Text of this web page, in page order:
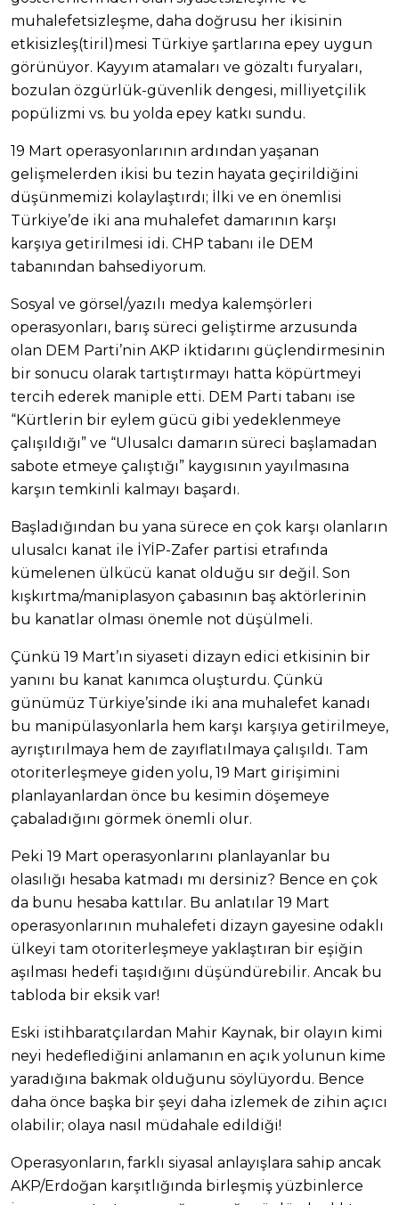
muhalefetsizleşme, daha doğrusu her ikisinin
etkisizleş(tiril)mesi Türkiye şartlarına epey uygun
görünüyor. Kayyım atamaları ve gözaltı furyaları,
bozulan özgürlük-güvenlik dengesi, milliyetçilik
popülizmi vs. bu yolda epey katkı sundu.
19 Mart operasyonlarının ardından yaşanan
gelişmelerden ikisi bu tezin hayata geçirildiğini
düşünmemizi kolaylaştırdı; İlki ve en önemlisi
Türkiye’de iki ana muhalefet damarının karşı
karşıya getirilmesi idi. CHP tabanı ile DEM
tabanından bahsediyorum.
Sosyal ve görsel/yazılı medya kalemşörleri
operasyonları, barış süreci geliştirme arzusunda
olan DEM Parti’nin AKP iktidarını güçlendirmesinin
bir sonucu olarak tartıştırmayı hatta köpürtmeyi
tercih ederek maniple etti. DEM Parti tabanı ise
“Kürtlerin bir eylem gücü gibi yedeklenmeye
çalışıldığı” ve “Ulusalcı damarın süreci başlamadan
sabote etmeye çalıştığı” kaygısının yayılmasına
karşın temkinli kalmayı başardı.
Başladığından bu yana sürece en çok karşı olanların
ulusalcı kanat ile İYİP-Zafer partisi etrafında
kümelenen ülkücü kanat olduğu sır değil. Son
kışkırtma/maniplasyon çabasının baş aktörlerinin
bu kanatlar olması önemle not düşülmeli.
Çünkü 19 Mart’ın siyaseti dizayn edici etkisinin bir
yanını bu kanat kanımca oluşturdu. Çünkü
günümüz Türkiye’sinde iki ana muhalefet kanadı
bu manipülasyonlarla hem karşı karşıya getirilmeye,
ayrıştırılmaya hem de zayıflatılmaya çalışıldı. Tam
otoriterleşmeye giden yolu, 19 Mart girişimini
planlayanlardan önce bu kesimin döşemeye
çabaladığını görmek önemli olur.
Peki 19 Mart operasyonlarını planlayanlar bu
olasılığı hesaba katmadı mı dersiniz? Bence en çok
da bunu hesaba kattılar. Bu anlatılar 19 Mart
operasyonlarının muhalefeti dizayn gayesine odaklı
ülkeyi tam otoriterleşmeye yaklaştıran bir eşiğin
aşılması hedefi taşıdığını düşündürebilir. Ancak bu
tabloda bir eksik var!
Eski istihbaratçılardan Mahir Kaynak, bir olayın kimi
neyi hedeflediğini anlamanın en açık yolunun kime
yaradığına bakmak olduğunu söylüyordu. Bence
daha önce başka bir şeyi daha izlemek de zihin açıcı
olabilir; olaya nasıl müdahale edildiği!
Operasyonların, farklı siyasal anlayışlara sahip ancak
AKP/Erdoğan karşıtlığında birleşmiş yüzbinlerce